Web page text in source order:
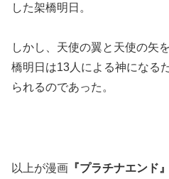
した架橋明日。
しかし、天使の翼と天使の矢
橋明日は13人による神になる
られるのであった。
以上が漫画 『プラチナエンド』